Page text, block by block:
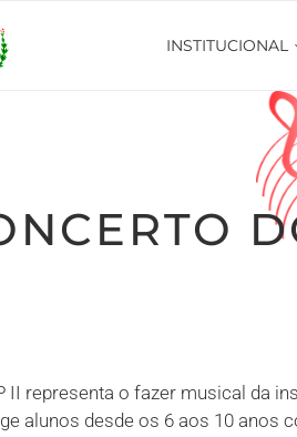
INSTITUCIONAL
II representa o fazer musical da
alunos desde os 6 aos 10